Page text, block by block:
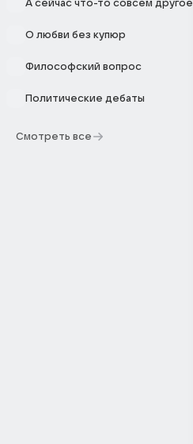
А сейчас что-то совсем другое
О любви без купюр
Философский вопрос
Политические дебаты
Смотреть все